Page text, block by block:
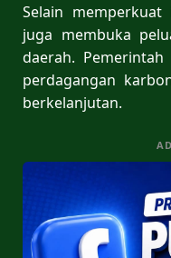
Selain
juga membuka
daerah.
perdagangan
berkelanjutan.